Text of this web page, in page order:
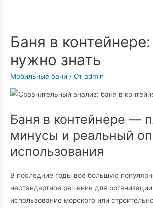
Баня в
нужно знать
Мобильные бани / От admin
Баня в контейнере —
минусы и реальный
использования
В последние годы всё большую
нестандартное решение для
использование морского или